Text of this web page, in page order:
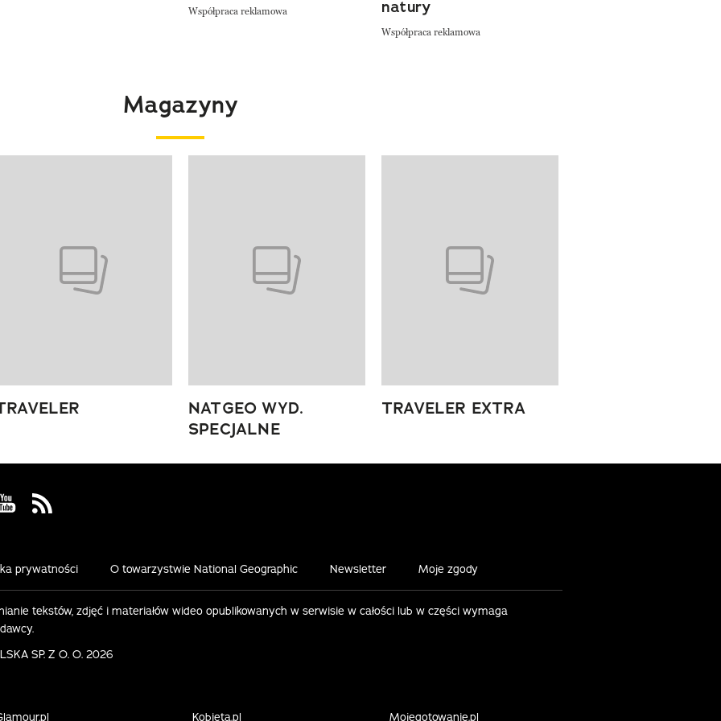
Współpraca reklamowa
natury
Współpraca reklamowa
Magazyny
NATGEO WYD.
SPECJALNE
TRAVELER EXTRA
on Instagram
us on Youtube
Visit us on Rss
prywatności O towarzystwie National Geographic Newsletter Moje zgody
tekstów, zdjęć i materiałów wideo opublikowanych w serwisie w całości lub w części wymaga
SP. Z O. O. 2026
Kobieta.pl Mojegotowanie.pl